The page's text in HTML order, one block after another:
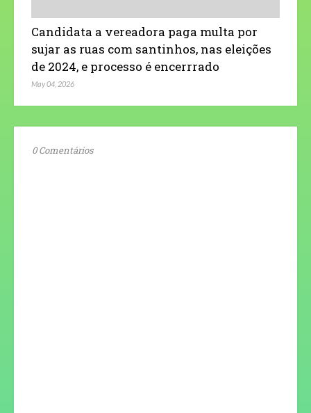
Candidata a vereadora paga multa por
sujar as ruas com santinhos, nas eleições
de 2024, e processo é encerrrado
May 04, 2026
0 Comentários